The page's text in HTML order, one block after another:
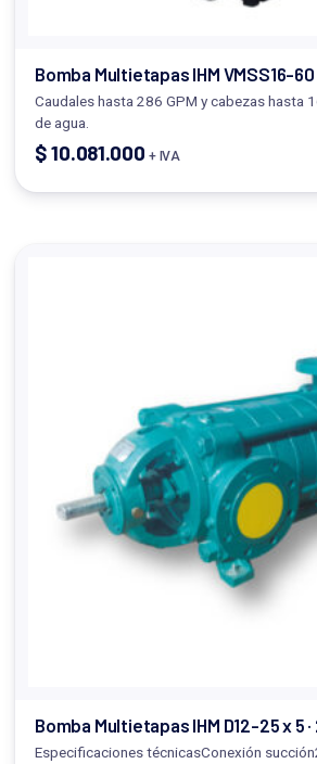
Bomba Multietapas IHM VMSS16-60
Caudales hasta 286 GPM y cabezas hasta
de agua.
$10.081.000 + IVA
Bomba Multietapas IHM D12-25 x 5 ·
Especificaciones técnicasConexión